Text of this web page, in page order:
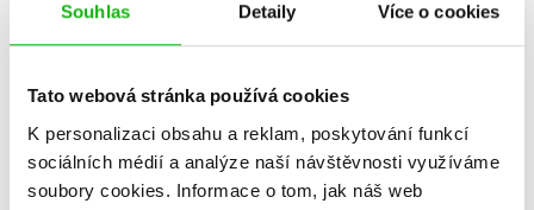
Souhlas Detaily Více o cookies
Tato webová stránka používá cookies
K personalizaci obsahu a reklam, poskytování funkcí
sociálních médií a analýze naší návštěvnosti využíváme
soubory cookies. Informace o tom, jak náš web
239 Kč